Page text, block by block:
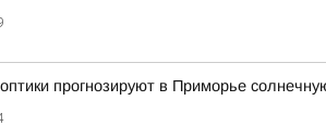
прогнозируют в Приморье